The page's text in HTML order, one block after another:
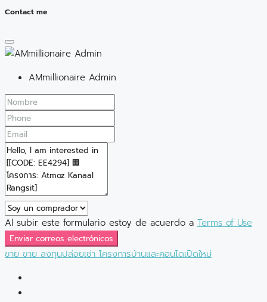
Contact me
AMmillionaire Admin
Al subir este formulario estoy de acuerdo a Terms of Use
Enviar correos electrónicos
ขาย ขาย ลงทุนปล่อยเช่า โครงการบ้านและคอนโดเปิดใหม่